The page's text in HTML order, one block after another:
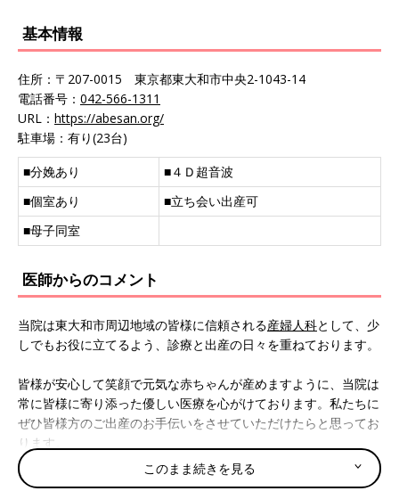
基本情報
住所：〒207-0015 東京都東大和市中央2-1043-14
電話番号： 042-566-1311
URL： https://abesan.org/
駐車場：有り(23台)
■分娩あり
■４Ｄ超音波
■個室あり
■立ち会い出産可
■母子同室
医師からのコメント
当院は東大和市周辺地域の皆様に信頼される産婦人科として、少
しでもお役に立てるよう、診療と出産の日々を重ねております。
皆様が安心して笑顔で元気な赤ちゃんが産めますように、当院は
常に皆様に寄り添った優しい医療を心がけております。私たちに
ぜひ皆様方のご出産のお手伝いをさせていただけたらと思ってお
ります。
また、当院ではご主人の 立ち会い出産
このまま続きを見る